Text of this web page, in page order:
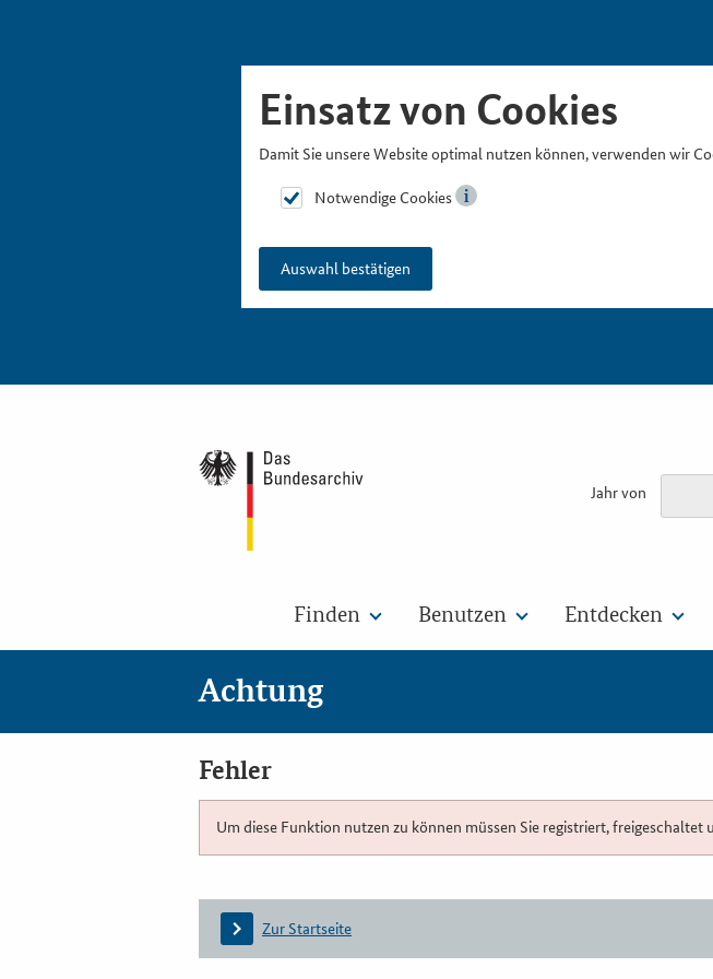
Einsatz von Cookies
Damit Sie unsere Website optimal nutzen können, verwenden wir
Notwendige Cookies
Auswahl bestätigen
Jahr von
Finden Benutzen Entdecken
Achtung
Fehler
Um diese Funktion nutzen zu können müssen Sie registriert, freigeschaltet
Zur Startseite